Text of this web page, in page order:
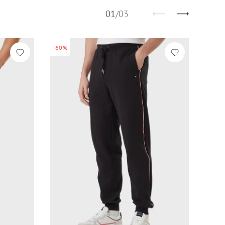
01/03
-60%